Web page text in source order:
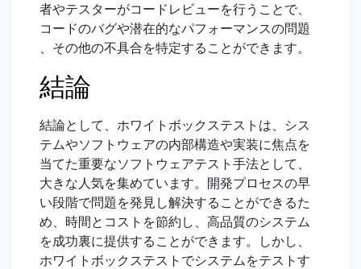
者やテスターがコードレビューを行うことで、
コードのバグや潜在的なパフォーマンスの問題
、その他の不具合を特定することができます。
結論
結論として、ホワイトボックステストは、シス
テムやソフトウェアの内部構造や実装に焦点を
当てた重要なソフトウェアテスト手法として、
大きな人気を集めています。開発プロセスの早
い段階で問題を発見し解決することができるた
め、時間とコストを節約し、高品質のシステム
を成功裏に提供することができます。しかし、
ホワイトボックステストでシステムをテストす